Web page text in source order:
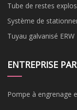
Tube de restes
guerres
Système de
Tuyau galvanisé ERW
ENTREPRISE
Pompe à engrenage